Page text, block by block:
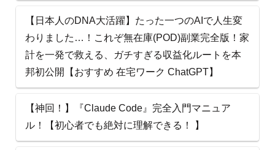
【日本人のDNA大活躍】たった一つのAIで人生変
わりました…！これぞ無在庫(POD)副業完全版！家
計を一発で救える、ガチすぎる収益化ルートを本
邦初公開【おすすめ 在宅ワーク ChatGPT】
【神回！】『Claude Code』完全入門マニュア
ル！【初心者でも絶対に理解できる！ 】